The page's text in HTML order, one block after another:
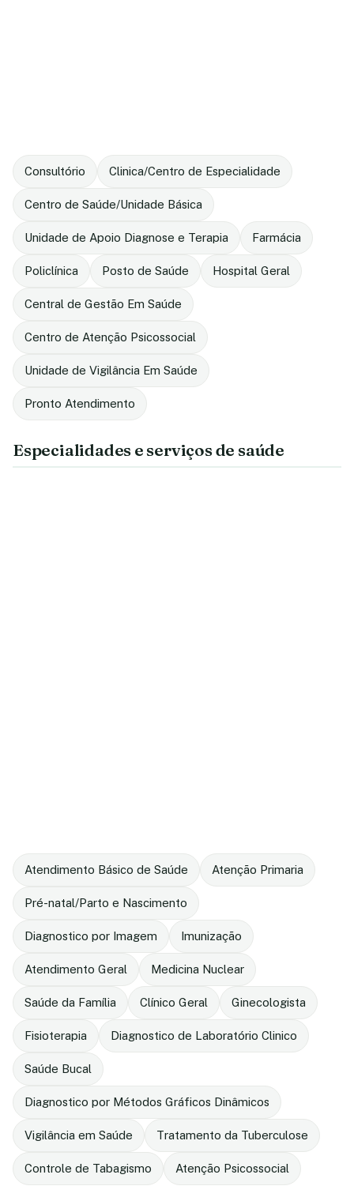
Consultório Clinica/Centro de Especialidade
Centro de Saúde/Unidade Básica
Unidade de Apoio Diagnose e Terapia Farmácia
Policlínica Posto de Saúde Hospital Geral
Central de Gestão Em Saúde
Centro de Atenção Psicossocial
Unidade de Vigilância Em Saúde
Pronto Atendimento
Especialidades e serviços de saúde
Atendimento Básico de Saúde Atenção Primaria
Pré-natal/Parto e Nascimento
Diagnostico por Imagem Imunização
Atendimento Geral Medicina Nuclear
Saúde da Família Clínico Geral Ginecologista
Fisioterapia Diagnostico de Laboratório Clinico
Saúde Bucal
Diagnostico por Métodos Gráficos Dinâmicos
Vigilância em Saúde Tratamento da Tuberculose
Controle de Tabagismo Atenção Psicossocial